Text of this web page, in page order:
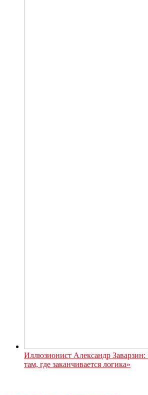
Иллюзионист Александр Заварзин:
там, где заканчивается логика»